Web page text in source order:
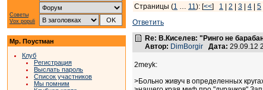
Советы
Vox populi
Мр. Поустман
Клуб
Регистрация
Выслать пароль
Список участников
Мы помним
Страницы (1 … 11): [<<] 1 2 3 4 5
Ответить
Re: В.Киселев: "Ринго не
Автор: DimBorgir Дата: 29.09.12
2meyk:
>Больно живуч в определенных